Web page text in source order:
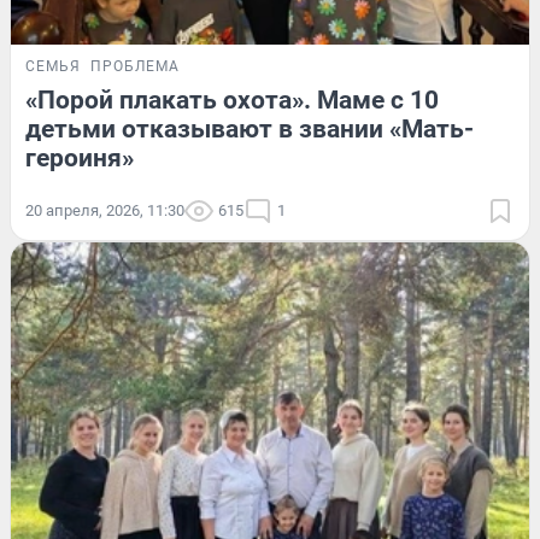
СЕМЬЯ ПРОБЛЕМА
«Порой плакать охота». Маме с 10
детьми отказывают в звании «Мать-
героиня»
20 апреля, 2026, 11:30 615 1